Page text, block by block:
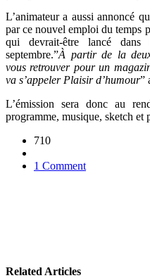
L’animateur a aussi annoncé
par ce nouvel emploi du temps
qui devrait-être lancé
septembre.”À partir de la
vous retrouver pour un
va s’appeler Plaisir d’humour”
L’émission sera donc au
programme, musique, sketch et
710
1 Comment
Related Articles